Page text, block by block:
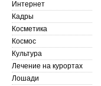
Интернет
Кадры
Косметика
Космос
Культура
Лечение на курортах
Лошади